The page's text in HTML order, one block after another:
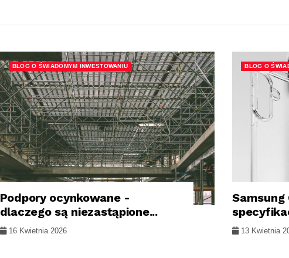
BLOG O ŚWIADOMYM INWESTOWANIU
Podpory ocynkowane -
dlaczego są niezastąpione...
16 Kwietnia 2026
BLOG O
Samsung
13 Kwietnia